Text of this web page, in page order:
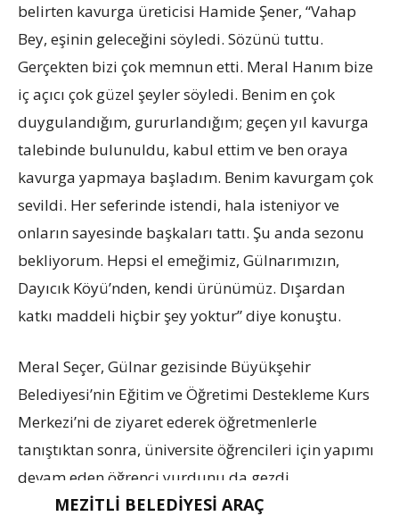
belirten kavurga üreticisi Hamide Şener, “Vahap
Bey, eşinin geleceğini söyledi. Sözünü tuttu.
Gerçekten bizi çok memnun etti. Meral Hanım bize
iç açıcı çok güzel şeyler söyledi. Benim en çok
duygulandığım, gururlandığım; geçen yıl kavurga
talebinde bulunuldu, kabul ettim ve ben oraya
kavurga yapmaya başladım. Benim kavurgam çok
sevildi. Her seferinde istendi, hala isteniyor ve
onların sayesinde başkaları tattı. Şu anda sezonu
bekliyorum. Hepsi el emeğimiz, Gülnarımızın,
Dayıcık Köyü’nden, kendi ürünümüz. Dışardan
katkı maddeli hiçbir şey yoktur” diye konuştu.
Meral Seçer, Gülnar gezisinde Büyükşehir
Belediyesi’nin Eğitim ve Öğretimi Destekleme Kurs
Merkezi’ni de ziyaret ederek öğretmenlerle
tanıştıktan sonra, üniversite öğrencileri için yapımı
devam eden öğrenci yurdunu da gezdi.
MEZİTLİ BELEDİYESİ ARAÇ